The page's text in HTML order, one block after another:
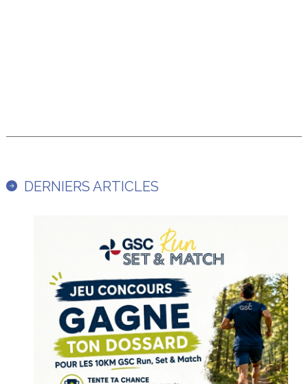
DERNIERS ARTICLES